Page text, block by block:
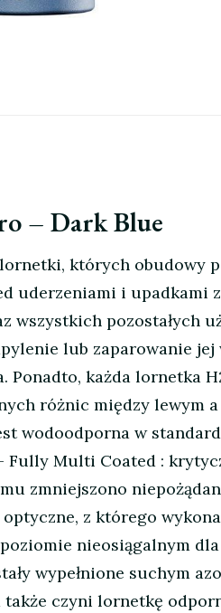
– Dark Blue
których obudowy
uderzeniami i upadkami
wszystkich pozostałych
lub zaparowanie
Ponadto, każda lornetka
różnic między lewym
wodoodporna w
Multi Coated :
zmniejszono
optyczne, z którego
nieosiągalnym
wypełnione suchym
czyni lornetkę